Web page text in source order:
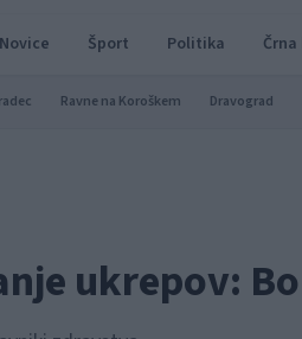
Novice Šport Politika
Ravne na Koroškem Dravograd
ukrepov: